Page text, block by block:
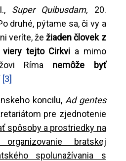
Super Quibusdam, 20.
druhé, pýtame sa, či vy a
veríte, žežiaden človek z
tejto Cirkvi a mimo
Ríma nemôže byť
[3]
koncilu, Ad gentes
pre zjednotenie
spôsoby a prostriedky na
bratskej
spolunažívania s